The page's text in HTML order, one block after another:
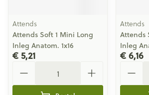
Attends
Attends Soft 1 Mini Long
Inleg Anatom. 1x16
€ 5,21
Attends
Attends
Inleg
€ 6,16